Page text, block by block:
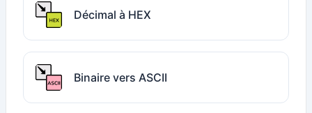
Décimal à HEX
Binaire vers ASCII